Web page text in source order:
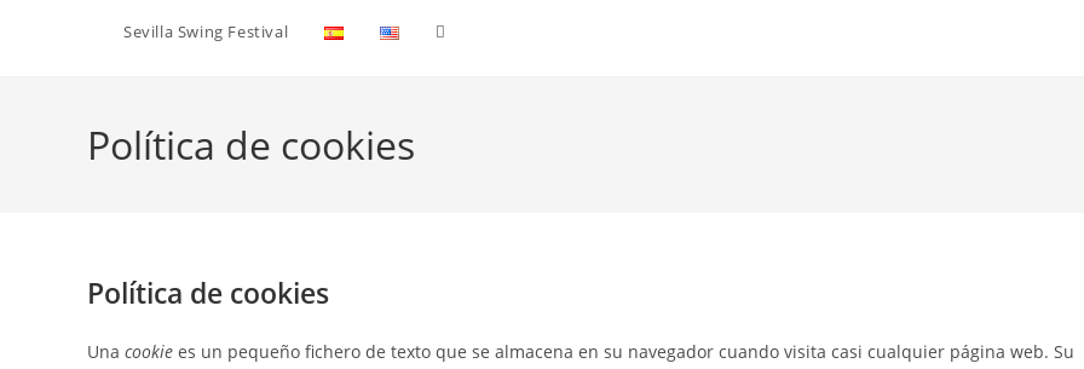
Sevilla Swing Festival Alternar
Política de cookies
Política de cookies
Una cookie es un pequeño fichero de texto que se almacena en su navegador cuando visita casi cualquier página web. Su